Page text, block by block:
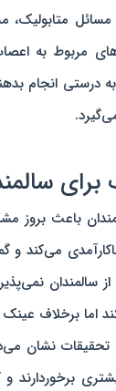
مسائل
مربوط به
درستی انجام
باعث بروز
می‌کند و
از سالمندان
اما برخلاف
تحقیقات نشان
برخوردارند